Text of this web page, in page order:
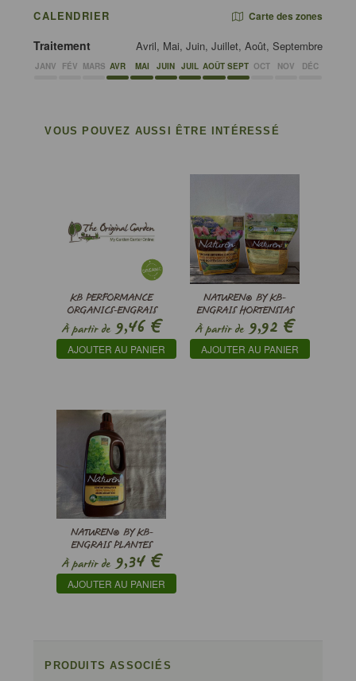
CALENDRIER Carte des zones
Traitement Avril, Mai, Juin, Juillet, Août, Septembre
JANV FÉV MARS AVR MAI JUIN JUIL AOÛT SEPT OCT NOV DÉC
VOUS POUVEZ AUSSI ÊTRE INTÉRESSÉ
KB PERFORMANCE
ORGANICS-ENGRAIS
UNIVERSEL
À partir de9,46€
AJOUTER AU PANIER
NATUREN® BY KB-
ENGRAIS HORTENSIAS
ET PLANTES
ACIDOPHILES
À partir de9,92€
AJOUTER AU PANIER
NATUREN® BY KB-
ENGRAIS PLANTES
AROMATIQUES AUX
ALGUES
À partir de9,34€
AJOUTER AU PANIER
PRODUITS ASSOCIÉS